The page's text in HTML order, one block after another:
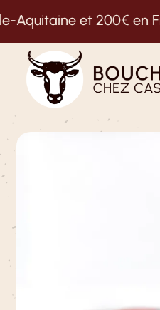
et 200€ en